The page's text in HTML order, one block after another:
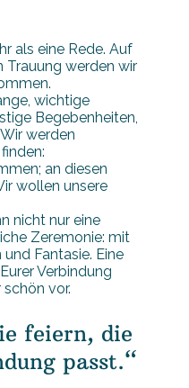
als eine Rede. Auf
Trauung werden wir
wichtige
Begebenheiten,
werden
an diesen
wollen unsere
nicht nur eine
Zeremonie: mit
und Fantasie. Eine
Verbindung
vor.
feiern, die
passt.“